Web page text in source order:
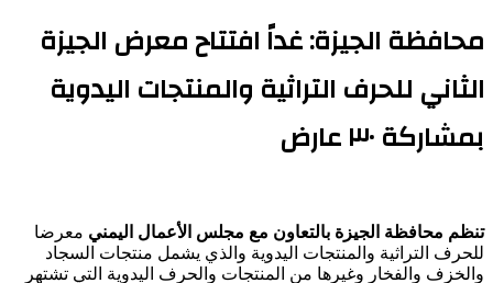
محافظة الجيزة: غداً افتتاح معرض الجيزة
الثاني للحرف التراثية والمنتجات اليدوية
بمشاركة ٣٠ عارض
تنظم محافظة الجيزة بالتعاون مع مجلس الأعمال اليمني معرضا
للحرف التراثية والمنتجات اليدوية والذي يشمل منتجات السجاد
والخزف والفخار وغيرها من المنتجات والحرف اليدوية التي تشتهر